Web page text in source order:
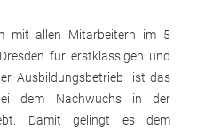
mit allen Mitarbeitern im 5
für erstklassigen und
Ausbildungsbetrieb ist das
dem Nachwuchs in der
Damit gelingt es dem